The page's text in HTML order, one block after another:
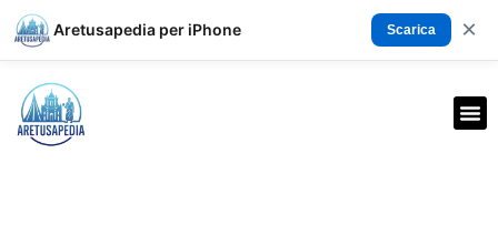
Aretusapedia per iPhone Scarica ×